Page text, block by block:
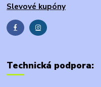
Slevové kupóny
Technická podpora: